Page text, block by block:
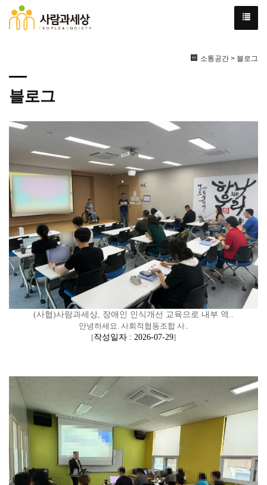
소통공간 > 블로그
블로그
(사협)사람과세상, 장애인 인식개선 교육으로 내부 역..
안녕하세요. 사회적협동조합 사..
[작성일자 : 2026-07-29]